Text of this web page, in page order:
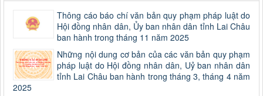
Thông cáo báo chí văn bản quy phạm pháp luật do
Hội đồng nhân dân, Ủy ban nhân dân tỉnh Lai Châu
ban hành trong tháng 11 năm 2025
Những nội dung cơ bản của các văn bản quy phạm
pháp luật do Hội đồng nhân dân, Uỷ ban nhân dân
tỉnh Lai Châu ban hành trong tháng 3, tháng 4 năm
2025